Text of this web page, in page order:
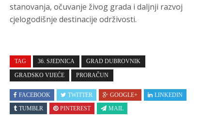
stanovanja, očuvanje živog grada i daljnji razvoj
cjelogodišnje destinacije održivosti.
TAG 36. SJEDNICA GRAD DUBROVNIK
GRADSKO VIJEĆE PRORAČUN
FACEBOOK TWITTER GOOGLE+
LINKEDIN
TUMBLR
PINTEREST MAIL